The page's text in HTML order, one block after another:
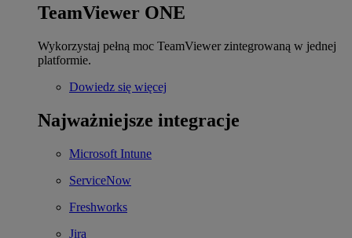
TeamViewer ONE
Wykorzystaj pełną moc TeamViewer zintegrowaną w jednej
platformie.
Dowiedz się więcej
Najważniejsze integracje
Microsoft Intune
ServiceNow
Freshworks
Jira